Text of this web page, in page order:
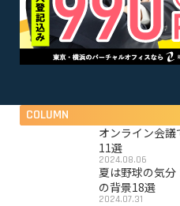
COLUMN
オンライン会
11選
2024.08.06
夏は野球の気
の背景18選
2024.07.31